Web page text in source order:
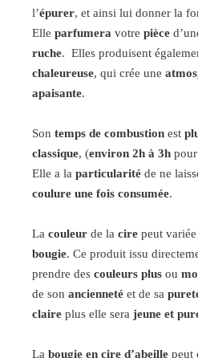
l’épurer, et ainsi lui donner la
Elle parfumera votrepièce
ruche. Elles produisent
chaleureuse, qui crée une
apaisante.
Sontemps de combustion est
classique, (environ 2h à 3h
Elle a laparticularité de ne
coulure une fois consumée.
Lacouleur de la cire peut
bougie. Ce produit issu
prendre descouleurs plusou
de son ancienneté et de sa
claire plus elle sera jeune et
Labougie en cire d’abeille peut